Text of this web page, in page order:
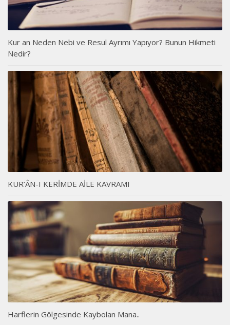
Kur an Neden Nebi ve Resul Ayrımı Yapıyor? Bunun Hikmeti
Nedir?
KUR’ÂN-I KERİMDE AİLE KAVRAMI
Harflerin Gölgesinde Kaybolan Mana..